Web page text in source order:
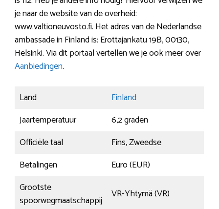
je naar de website van de overheid:
www.valtioneuvosto.fi. Het adres van de Nederlandse
ambassade in Finland is: Erottajankatu 19B, 00130,
Helsinki. Via dit portaal vertellen we je ook meer over
Aanbiedingen.
Land
Finland
Jaartemperatuur
6,2 graden
Officiële taal
Fins, Zweedse
Betalingen
Euro (EUR)
Grootste
spoorwegmaatschappij
VR-Yhtymä (VR)